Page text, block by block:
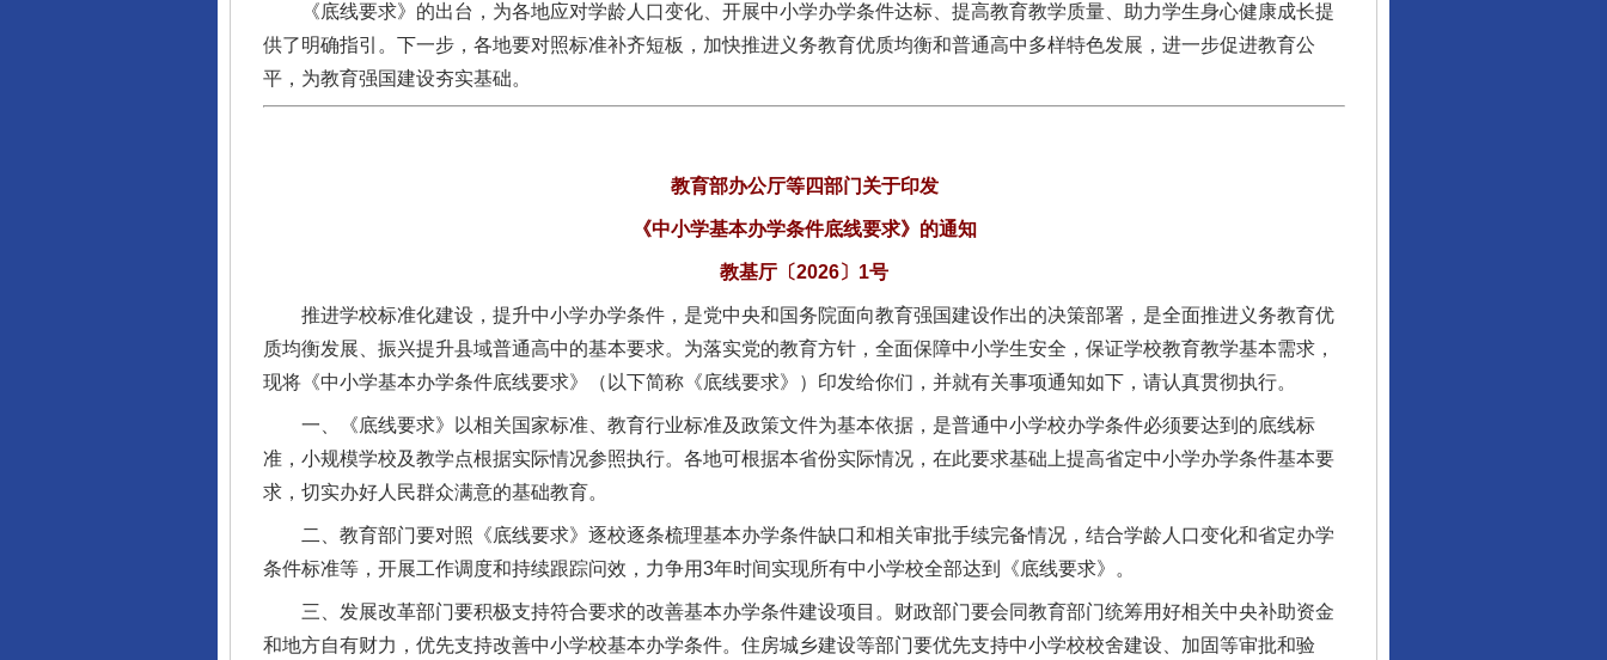
《底线要求》的出台，为各地应对学龄人口变化、开展中小学办学条件达标、提高教育教学质量、助力学生身心健康成长提
供了明确指引。下一步，各地要对照标准补齐短板，加快推进义务教育优质均衡和普通高中多样特色发展，进一步促进教育公
平，为教育强国建设夯实基础。
教育部办公厅等四部门关于印发
《中小学基本办学条件底线要求》的通知
教基厅〔2026〕1号
推进学校标准化建设，提升中小学办学条件，是党中央和国务院面向教育强国建设作出的决策部署，是全面推进义务教育优
质均衡发展、振兴提升县域普通高中的基本要求。为落实党的教育方针，全面保障中小学生安全，保证学校教育教学基本需求，
现将《中小学基本办学条件底线要求》（以下简称《底线要求》）印发给你们，并就有关事项通知如下，请认真贯彻执行。
一、《底线要求》以相关国家标准、教育行业标准及政策文件为基本依据，是普通中小学校办学条件必须要达到的底线标
准，小规模学校及教学点根据实际情况参照执行。各地可根据本省份实际情况，在此要求基础上提高省定中小学办学条件基本要
求，切实办好人民群众满意的基础教育。
二、教育部门要对照《底线要求》逐校逐条梳理基本办学条件缺口和相关审批手续完备情况，结合学龄人口变化和省定办学
条件标准等，开展工作调度和持续跟踪问效，力争用3年时间实现所有中小学校全部达到《底线要求》。
三、发展改革部门要积极支持符合要求的改善基本办学条件建设项目。财政部门要会同教育部门统筹用好相关中央补助资金
和地方自有财力，优先支持改善中小学校基本办学条件。住房城乡建设等部门要优先支持中小学校校舍建设、加固等审批和验